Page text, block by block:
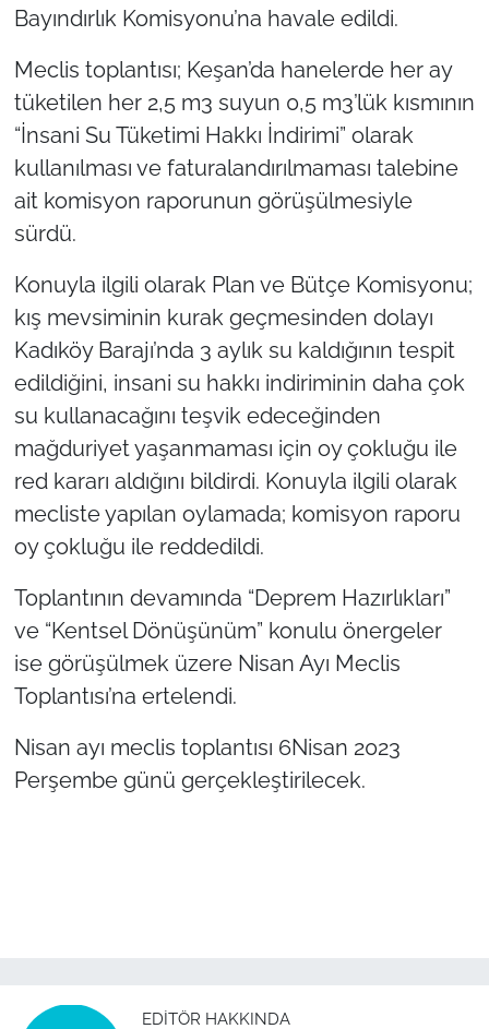
Bayındırlık Komisyonu’na havale edildi.
Meclis toplantısı; Keşan’da hanelerde her ay
tüketilen her 2,5 m3 suyun 0,5 m3’lük kısmının
“İnsani Su Tüketimi Hakkı İndirimi” olarak
kullanılması ve faturalandırılmaması talebine
ait komisyon raporunun görüşülmesiyle
sürdü.
Konuyla ilgili olarak Plan ve Bütçe Komisyonu;
kış mevsiminin kurak geçmesinden dolayı
Kadıköy Barajı’nda 3 aylık su kaldığının tespit
edildiğini, insani su hakkı indiriminin daha çok
su kullanacağını teşvik edeceğinden
mağduriyet yaşanmaması için oy çokluğu ile
red kararı aldığını bildirdi. Konuyla ilgili olarak
mecliste yapılan oylamada; komisyon raporu
oy çokluğu ile reddedildi.
Toplantının devamında “Deprem Hazırlıkları”
ve “Kentsel Dönüşünüm” konulu önergeler
ise görüşülmek üzere Nisan Ayı Meclis
Toplantısı’na ertelendi.
Nisan ayı meclis toplantısı 6Nisan 2023
Perşembe günü gerçekleştirilecek.
EDITÖR HAKKINDA